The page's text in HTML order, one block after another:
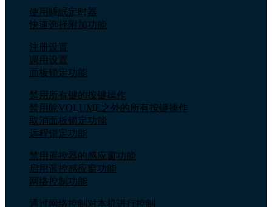
使用睡眠定时器
快速选择附加功能
注册设置
调用设置
面板锁定功能
禁用所有键的按键操作
禁用除VOLUME之外的所有按键操作
取消面板锁定功能
远程锁定功能
禁用遥控器的感应窗功能
启用遥控感应窗功能
网络控制功能
通过网络控制对本机进行控制